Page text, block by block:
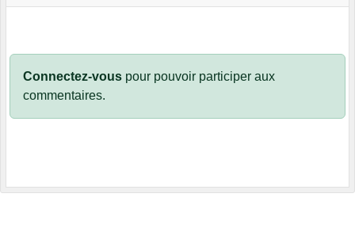
Connectez-vous pour pouvoir participer aux
commentaires.